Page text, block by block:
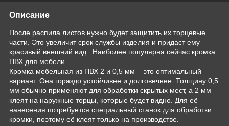
Описание
После распила листов нужно будет защитить их торцевые
части. Это увеличит срок службы изделия и придаст ему
красивый внешний вид. Наиболее популярна сейчас кромка
ПВХ для мебели.
Кромка мебельная из ПВХ 2 и 0,5 мм – это оптимальный
вариант. Она гораздо устойчивее и долговечнее. Толщину 0,5
мм обычно применяют для обработки скрытых мест, а 2 мм
клеят на наружные торцы, которые будет видно. Для её
нанесения потребуется специальный станок для обработки
кромки, поэтому её клеят только на производстве.